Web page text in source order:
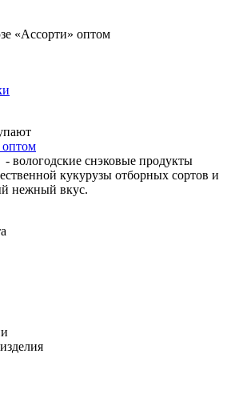
«Ассорти» оптом
вологодские снэковые продукты
кукурузы отборных сортов и
нежный вкус.